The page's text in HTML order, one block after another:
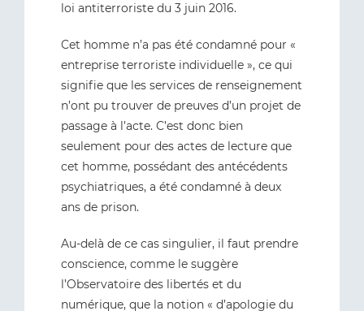
loi antiterroriste du 3 juin 2016.
Cet homme n’a pas été condamné pour «
entreprise terroriste individuelle », ce qui
signifie que les services de renseignement
n’ont pu trouver de preuves d’un projet de
passage à l’acte. C’est donc bien
seulement pour des actes de lecture que
cet homme, possédant des antécédents
psychiatriques, a été condamné à deux
ans de prison.
Au-delà de ce cas singulier, il faut prendre
conscience, comme le suggère
l’Observatoire des libertés et du
numérique, que la notion « d’apologie du